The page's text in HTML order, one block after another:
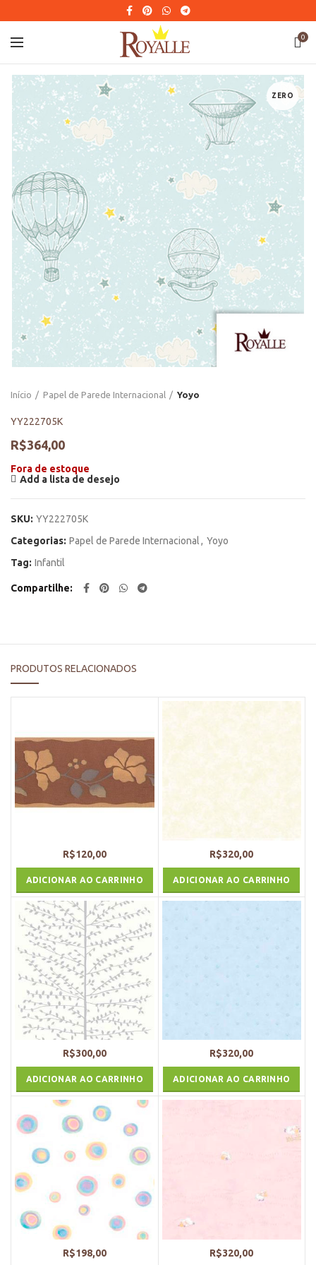
0
ZERO
Início Papel de Parede Internacional Yoyo
YY222705K
R$364,00
Fora de estoque
Add a lista de desejo
SKU: YY222705K
Categorias: Papel de Parede Internacional, Yoyo
Tag: Infantil
Compartilhe
PRODUTOS RELACIONADOS
R$120,00
ADICIONAR AO CARRINHO
R$320,00
ADICIONAR AO CARRINHO
R$300,00
ADICIONAR AO CARRINHO
R$320,00
ADICIONAR AO CARRINHO
R$198,00 R$320,00